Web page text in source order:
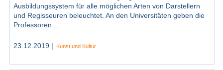
Ausbildungssystem für alle möglichen Arten von Darstellern
und Regisseuren beleuchtet. An den Universitäten geben die
Professoren ...
23.12.2019 | Kunst und Kultur